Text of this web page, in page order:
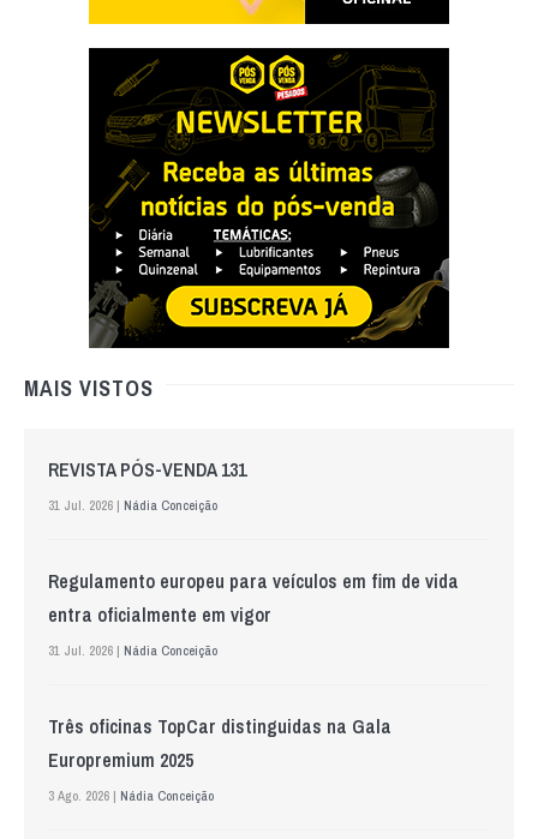
MAIS VISTOS
REVISTA PÓS-VENDA 131
31 Jul. 2026 | Nádia Conceição
Regulamento europeu para veículos em fim de vida
entra oficialmente em vigor
31 Jul. 2026 | Nádia Conceição
Três oficinas TopCar distinguidas na Gala
Europremium 2025
3 Ago. 2026 | Nádia Conceição